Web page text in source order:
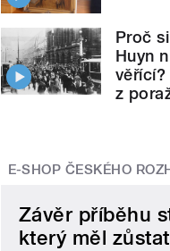
Proč
Huyn
věřící?
z
E-SHOP ČESKÉHO
Závěr příběhu
který měl